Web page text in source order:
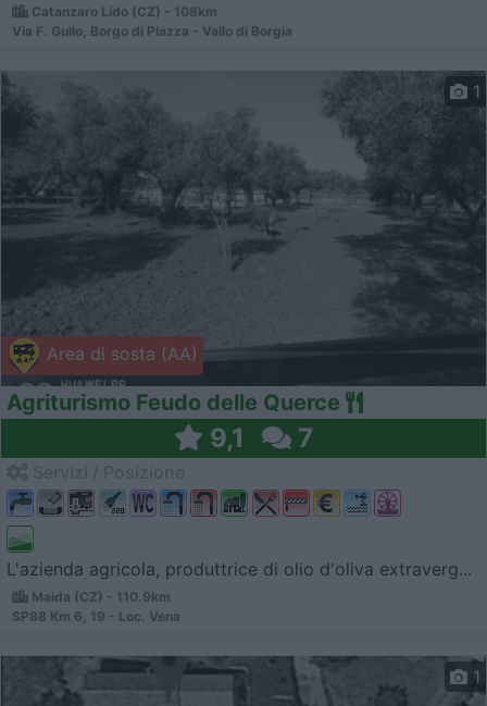
Catanzaro Lido (CZ) - 108km
Via F. Gullo, Borgo di Piazza - Vallo di Borgia
Area di sosta (AA)
1
Agriturismo Feudo delle Querce
9,1 7
L'azienda agricola, produttrice di olio d'oliva extraverg...
Maida (CZ) - 110.9km
SP88 Km 6, 19 - Loc. Vena
1